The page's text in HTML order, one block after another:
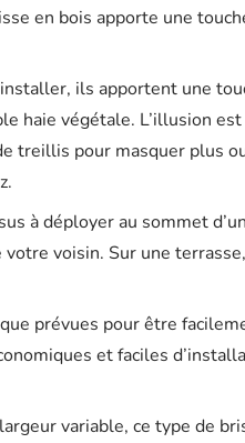
en bois apporte une
ils apportent une
haie végétale. L’illusion
treillis pour masquer plus
à déployer au sommet
voisin. Sur une
prévues pour être
et faciles
variable, ce type de